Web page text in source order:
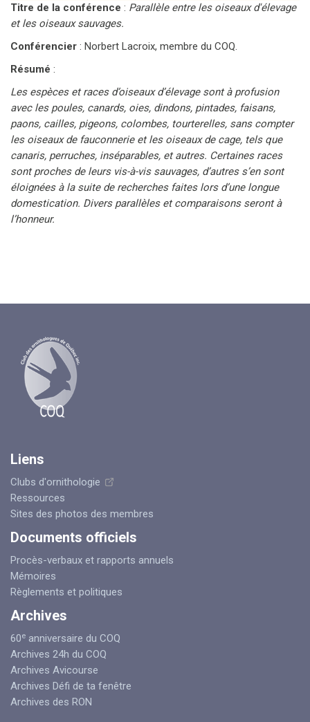
Titre de la conférence : Parallèle entre les oiseaux d'élevage
et les oiseaux sauvages.
Conférencier : Norbert Lacroix, membre du COQ.
Résumé :
Les espèces et races d’oiseaux d’élevage sont à profusion
avec les poules, canards, oies, dindons, pintades, faisans,
paons, cailles, pigeons, colombes, tourterelles, sans compter
les oiseaux de fauconnerie et les oiseaux de cage, tels que
canaris, perruches, inséparables, et autres. Certaines races
sont proches de leurs vis-à-vis sauvages, d’autres s’en sont
éloignées à la suite de recherches faites lors d’une longue
domestication. Divers parallèles et comparaisons seront à
l’honneur.
Liens
Clubs d'ornithologie
Ressources
Sites des photos des membres
Documents officiels
Procès-verbaux et rapports annuels
Mémoires
Règlements et politiques
Archives
60e anniversaire du COQ
Archives 24h du COQ
Archives Avicourse
Archives Défi de ta fenêtre
Archives des RON